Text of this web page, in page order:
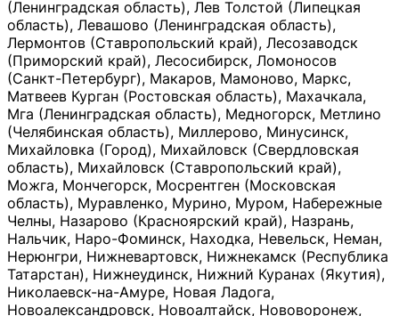
(Ленинградская область), Лев Толстой (Липецкая
область), Левашово (Ленинградская область),
Лермонтов (Ставропольский край), Лесозаводск
(Приморский край), Лесосибирск, Ломоносов
(Санкт-Петербург), Макаров, Мамоново, Маркс,
Матвеев Курган (Ростовская область), Махачкала,
Мга (Ленинградская область), Медногорск, Метлино
(Челябинская область), Миллерово, Минусинск,
Михайловка (Город), Михайловск (Свердловская
область), Михайловск (Ставропольский край),
Можга, Мончегорск, Мосрентген (Московская
область), Муравленко, Мурино, Муром, Набережные
Челны, Назарово (Красноярский край), Назрань,
Нальчик, Наро-Фоминск, Находка, Невельск, Неман,
Нерюнгри, Нижневартовск, Нижнекамск (Республика
Татарстан), Нижнеудинск, Нижний Куранах (Якутия),
Николаевск-на-Амуре, Новая Ладога,
Новоалександровск, Новоалтайск, Нововоронеж,